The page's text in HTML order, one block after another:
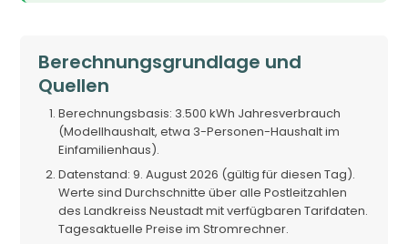
Berechnungsgrundlage und
Quellen
Berechnungsbasis: 3.500 kWh Jahresverbrauch
(Modellhaushalt, etwa 3-Personen-Haushalt im
Einfamilienhaus).
Datenstand: 9. August 2026 (gültig für diesen Tag).
Werte sind Durchschnitte über alle Postleitzahlen
des Landkreiss Neustadt mit verfügbaren Tarifdaten.
Tagesaktuelle Preise im Stromrechner.